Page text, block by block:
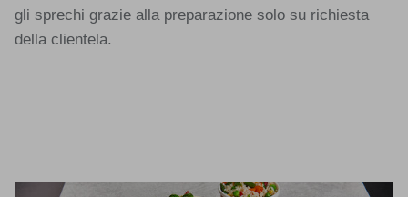
gli sprechi grazie alla preparazione solo su richiesta
della clientela.